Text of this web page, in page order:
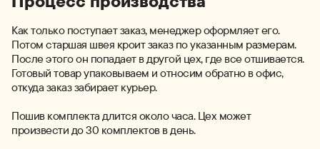
Как только поступает заказ, менеджер оформляет его.
Потом старшая швея кроит заказ по указанным размерам.
После этого он попадает в другой цех, где все отшивается.
Готовый товар упаковываем и относим обратно в офис,
откуда заказ забирает курьер.
Пошив комплекта длится около часа. Цех может
произвести до 30 комплектов в день.